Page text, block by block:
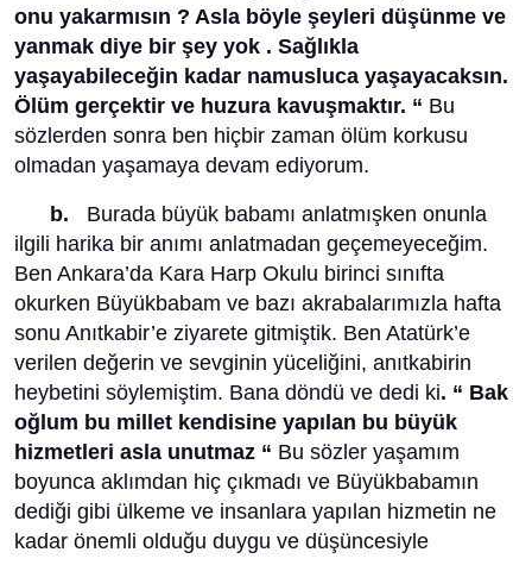
onu yakarmısın ? Asla böyle şeyleri düşünme ve
yanmak diye bir şey yok . Sağlıkla
yaşayabileceğin kadar namusluca yaşayacaksın.
Ölüm gerçektir ve huzura kavuşmaktır. “ Bu
sözlerden sonra ben hiçbir zaman ölüm korkusu
olmadan yaşamaya devam ediyorum.
b. Burada büyük babamı anlatmışken onunla
ilgili harika bir anımı anlatmadan geçemeyeceğim.
Ben Ankara’da Kara Harp Okulu birinci sınıfta
okurken Büyükbabam ve bazı akrabalarımızla hafta
sonu Anıtkabir’e ziyarete gitmiştik. Ben Atatürk’e
verilen değerin ve sevginin yüceliğini, anıtkabirin
heybetini söylemiştim. Bana döndü ve dedi ki. “ Bak
oğlum bu millet kendisine yapılan bu büyük
hizmetleri asla unutmaz “ Bu sözler yaşamım
boyunca aklımdan hiç çıkmadı ve Büyükbabamın
dediği gibi ülkeme ve insanlara yapılan hizmetin ne
kadar önemli olduğu duygu ve düşüncesiyle